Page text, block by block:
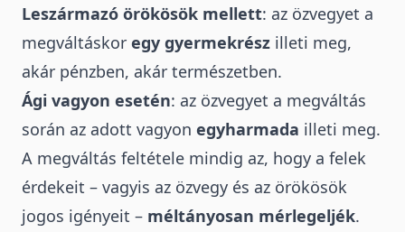
Leszármazó örökösök mellett: az özvegyet a
megváltáskor egy gyermekrész illeti meg,
akár pénzben, akár természetben.
Ági vagyon esetén: az özvegyet a megváltás
során az adott vagyon egyharmada illeti meg.
A megváltás feltétele mindig az, hogy a felek
érdekeit – vagyis az özvegy és az örökösök
jogos igényeit – méltányosan mérlegeljék.